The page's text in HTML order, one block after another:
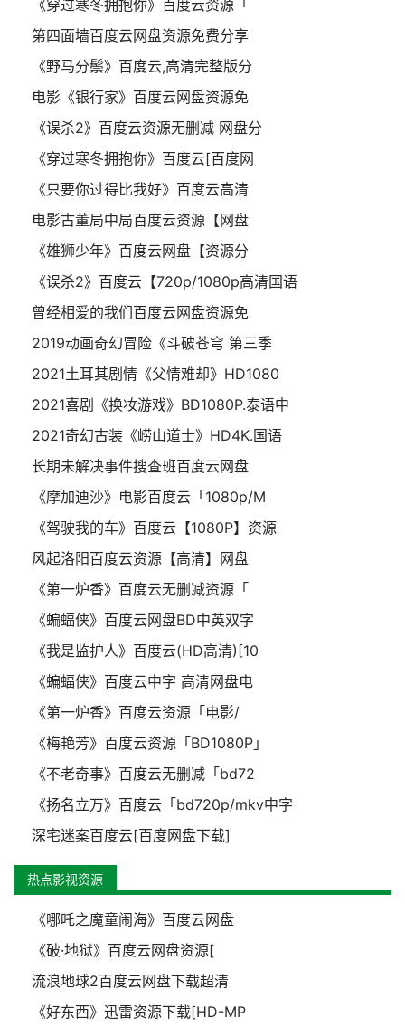
《穿过寒冬拥抱你》百度云资源「
第四面墙百度云网盘资源免费分享
《野马分鬃》百度云,高清完整版分
电影《银行家》百度云网盘资源免
《误杀2》百度云资源无删减 网盘分
《穿过寒冬拥抱你》百度云[百度网
《只要你过得比我好》百度云高清
电影古董局中局百度云资源【网盘
《雄狮少年》百度云网盘【资源分
《误杀2》百度云【720p/1080p高清国语
曾经相爱的我们百度云网盘资源免
2019动画奇幻冒险《斗破苍穹 第三季
2021土耳其剧情《父情难却》HD1080
2021喜剧《换妆游戏》BD1080P.泰语中
2021奇幻古装《崂山道士》HD4K.国语
长期未解决事件搜查班百度云网盘
《摩加迪沙》电影百度云「1080p/M
《驾驶我的车》百度云【1080P】资源
风起洛阳百度云资源【高清】网盘
《第一炉香》百度云无删减资源「
《蝙蝠侠》百度云网盘BD中英双字
《我是监护人》百度云(HD高清)[10
《蝙蝠侠》百度云中字 高清网盘电
《第一炉香》百度云资源「电影/
《梅艳芳》百度云资源「BD1080P」
《不老奇事》百度云无删减「bd72
《扬名立万》百度云「bd720p/mkv中字
深宅迷案百度云[百度网盘下载]
热点影视资源
《哪吒之魔童闹海》百度云网盘
《破·地狱》百度云网盘资源[
流浪地球2百度云网盘下载超清
《好东西》迅雷资源下载[HD-MP